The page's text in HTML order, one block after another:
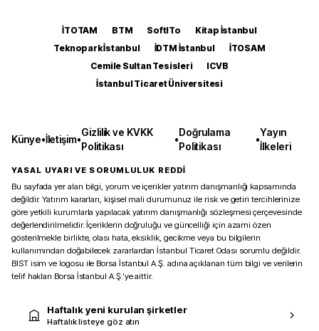
İTOTAM BTM SoftITo
Kitap İstanbul
Teknopark İstanbul
İDTM İstanbul
İTOSAM
Cemile Sultan Tesisleri
ICVB
İstanbul Ticaret Üniversitesi
Künye•İletişim•
Gizlilik ve KVKK
Politikası
•
Doğrulama
Politikası
•
Yayın
İlkeleri
YASAL UYARI VE SORUMLULUK REDDİ
Bu sayfada yer alan bilgi, yorum ve içerikler yatırım danışmanlığı kapsamında
değildir. Yatırım kararları, kişisel mali durumunuz ile risk ve getiri tercihlerinize
göre yetkili kurumlarla yapılacak yatırım danışmanlığı sözleşmesi çerçevesinde
değerlendirilmelidir. İçeriklerin doğruluğu ve güncelliği için azami özen
gösterilmekle birlikte, olası hata, eksiklik, gecikme veya bu bilgilerin
kullanımından doğabilecek zararlardan İstanbul Ticaret Odası sorumlu değildir.
BIST isim ve logosu ile Borsa İstanbul A.Ş. adına açıklanan tüm bilgi ve verilerin
telif hakları Borsa İstanbul A.Ş.’ye aittir.
Haftalık yeni kurulan şirketler
Haftalık listeye göz atın